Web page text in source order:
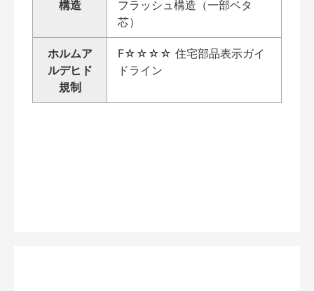
構造
フラッシュ構造（一部ベタ
芯）
ホルムア
ルデヒド
規制
F☆☆☆☆ 住宅部品表示ガイ
ドライン